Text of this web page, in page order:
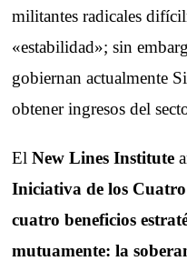
militantes radicales
«estabilidad»; sin
gobiernan actualmente
obtener ingresos del
ElNew Lines Institute
Iniciativa de los
cuatro beneficios
mutuamente: la